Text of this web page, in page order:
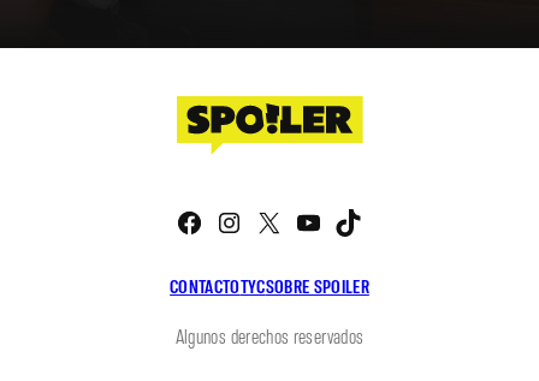
CONTACTOTYCSOBRE SPOILER
Facebook
Instagram
X YouTube
Algunos derechos reservados